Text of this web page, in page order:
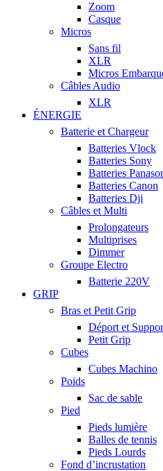
Zoom
Casque
Micros
Sans fil
XLR
Micros
Câbles Audio
XLR
ÉNERGIE
Batterie et Chargeur
Batteries Vlock
Batteries Sony
Batteries
Batteries Canon
Batteries Dji
Câbles et Multi
Prolongateurs
Multiprises
Dimmer
Groupe Electro
Batterie 220V
GRIP
Bras et Petit Grip
Déport et
Petit Grip
Cubes
Cubes Machino
Poids
Sac de sable
Pied
Pieds lumière
Balles de tennis
Pieds Lourds
Fond d’incrustation